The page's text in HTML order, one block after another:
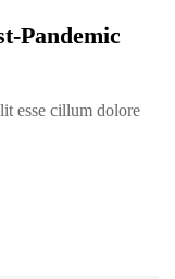
Pandemic
esse cillum dolore